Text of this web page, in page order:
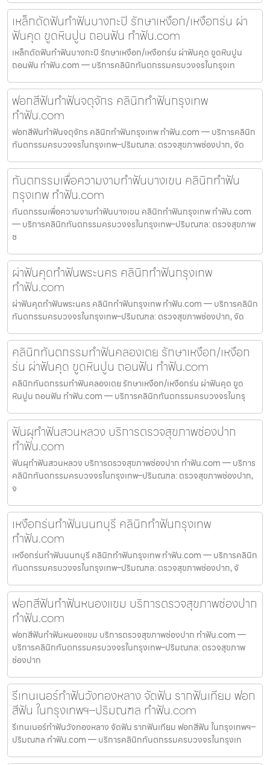
เหล็กดัดฟันทำฟันบางกะปิ รักษาเหงือก/เหงือกร่น ผ่า
ฟันคุด ขูดหินปูน ถอนฟัน ทำฟัน.com
เหล็กดัดฟันทำฟันบางกะปิ รักษาเหงือก/เหงือกร่น ผ่าฟันคุด ขูดหินปูน
ถอนฟัน ทำฟัน.com — บริการคลินิกทันตกรรมครบวงจรในกรุงเท
ฟอกสีฟันทำฟันจตุจักร คลินิกทำฟันกรุงเทพ
ทำฟัน.com
ฟอกสีฟันทำฟันจตุจักร คลินิกทำฟันกรุงเทพ ทำฟัน.com — บริการคลินิก
ทันตกรรมครบวงจรในกรุงเทพ–ปริมณฑล: ตรวจสุขภาพช่องปาก, จัด
ทันตกรรมเพื่อความงามทำฟันบางเขน คลินิกทำฟัน
กรุงเทพ ทำฟัน.com
ทันตกรรมเพื่อความงามทำฟันบางเขน คลินิกทำฟันกรุงเทพ ทำฟัน.com
— บริการคลินิกทันตกรรมครบวงจรในกรุงเทพ–ปริมณฑล: ตรวจสุขภาพ
ช
ผ่าฟันคุดทำฟันพระนคร คลินิกทำฟันกรุงเทพ
ทำฟัน.com
ผ่าฟันคุดทำฟันพระนคร คลินิกทำฟันกรุงเทพ ทำฟัน.com — บริการคลินิก
ทันตกรรมครบวงจรในกรุงเทพ–ปริมณฑล: ตรวจสุขภาพช่องปาก, จัด
คลินิกทันตกรรมทำฟันคลองเตย รักษาเหงือก/เหงือก
ร่น ผ่าฟันคุด ขูดหินปูน ถอนฟัน ทำฟัน.com
คลินิกทันตกรรมทำฟันคลองเตย รักษาเหงือก/เหงือกร่น ผ่าฟันคุด ขูด
หินปูน ถอนฟัน ทำฟัน.com — บริการคลินิกทันตกรรมครบวงจรในกรุ
ฟันผุทำฟันสวนหลวง บริการตรวจสุขภาพช่องปาก
ทำฟัน.com
ฟันผุทำฟันสวนหลวง บริการตรวจสุขภาพช่องปาก ทำฟัน.com — บริการ
คลินิกทันตกรรมครบวงจรในกรุงเทพ–ปริมณฑล: ตรวจสุขภาพช่องปาก,
จ
เหงือกร่นทำฟันนนทบุรี คลินิกทำฟันกรุงเทพ
ทำฟัน.com
เหงือกร่นทำฟันนนทบุรี คลินิกทำฟันกรุงเทพ ทำฟัน.com — บริการคลินิก
ทันตกรรมครบวงจรในกรุงเทพ–ปริมณฑล: ตรวจสุขภาพช่องปาก, จั
ฟอกสีฟันทำฟันหนองแขม บริการตรวจสุขภาพช่องปาก
ทำฟัน.com
ฟอกสีฟันทำฟันหนองแขม บริการตรวจสุขภาพช่องปาก ทำฟัน.com —
บริการคลินิกทันตกรรมครบวงจรในกรุงเทพ–ปริมณฑล: ตรวจสุขภาพ
ช่องปาก
รีเทนเนอร์ทำฟันวังทองหลาง จัดฟัน รากฟันเทียม ฟอก
สีฟัน ในกรุงเทพฯ–ปริมณฑล ทำฟัน.com
รีเทนเนอร์ทำฟันวังทองหลาง จัดฟัน รากฟันเทียม ฟอกสีฟัน ในกรุงเทพฯ–
ปริมณฑล ทำฟัน.com — บริการคลินิกทันตกรรมครบวงจรในกรุงเท